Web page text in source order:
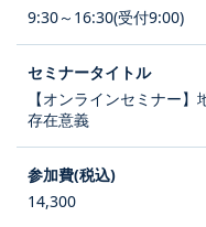
9:30～16:30(受付9:00)
【オンラインセミナー
存在意義
14,300